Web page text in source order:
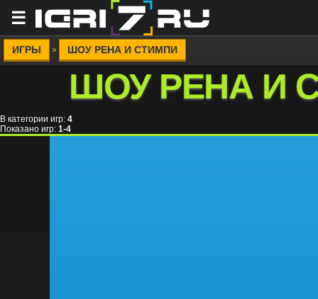
☰
ИГРЫ » ШОУ РЕНА И СТИМПИ
ШОУ РЕНА И
В категории игр: 4
Показано игр: 1-4